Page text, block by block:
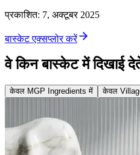
प्रकाशित: 7, अक्टूबर 2025
बास्केट एक्सप्लोर करें
वे किन बास्केट में दिखाई
केवल MGP Ingredients में केवल